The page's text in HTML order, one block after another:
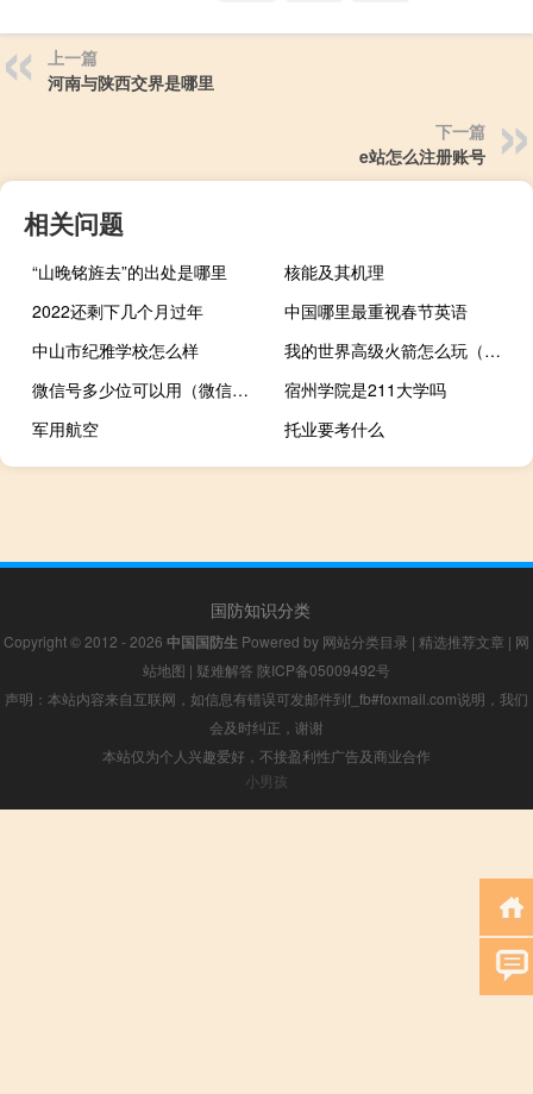
上一篇
河南与陕西交界是哪里
下一篇
e站怎么注册账号
相关问题
“山晚铭旌去”的出处是哪里
核能及其机理
2022还剩下几个月过年
中国哪里最重视春节英语
中山市纪雅学校怎么样
我的世界高级火箭怎么玩（我的世界高级火箭怎么玩）
微信号多少位可以用（微信号多少钱一个）
宿州学院是211大学吗
军用航空
托业要考什么
国防知识分类
Copyright © 2012 - 2026 中国国防生 Powered by 网站分类目录 | 精选推荐文章 | 网
站地图 | 疑难解答 陕ICP备05009492号
声明：本站内容来自互联网，如信息有错误可发邮件到f_fb#foxmail.com说明，我们
会及时纠正，谢谢
本站仅为个人兴趣爱好，不接盈利性广告及商业合作
小男孩